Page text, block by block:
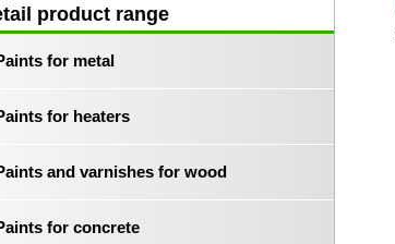
product range
for metal
for heaters
and varnishes for wood
for concrete